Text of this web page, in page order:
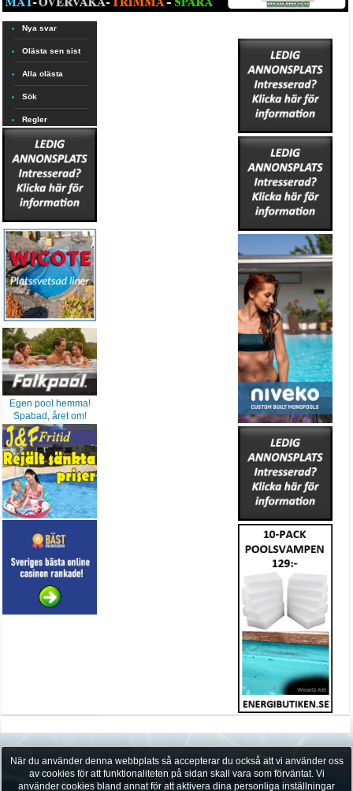
Nya svar
Olästa sen sist
Alla olästa
Sök
Regler
Egen pool hemma!
Spabad, året om!
SimplePortal 2.3.8 © 2008-2026, SimplePortal
När du använder denna webbplats så accepterar du också att vi använder oss
av cookies för att funktionaliteten på sidan skall vara som förväntat. Vi
använder cookies bland annat för att aktivera dina personliga inställningar